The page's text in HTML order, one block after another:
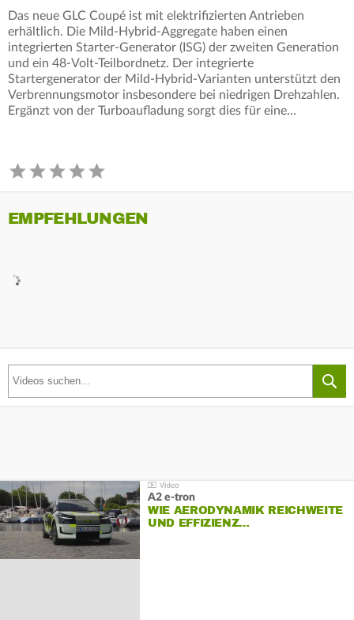
Das neue GLC Coupé ist mit elektrifizierten Antrieben
erhältlich. Die Mild-Hybrid-Aggregate haben einen
integrierten Starter-Generator (ISG) der zweiten Generation
und ein 48-Volt-Teilbordnetz. Der integrierte
Startergenerator der Mild-Hybrid-Varianten unterstützt den
Verbrennungsmotor insbesondere bei niedrigen Drehzahlen.
Ergänzt von der Turboaufladung sorgt dies für eine…
EMPFEHLUNGEN
A2 e-tron
WIE AERODYNAMIK REICHWEITE
UND EFFIZIENZ…